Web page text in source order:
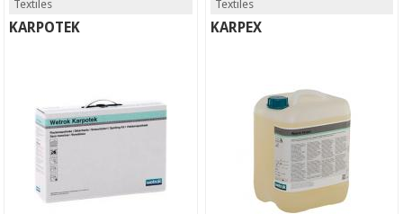
Textiles
KARPOTEK
Textiles
KARPEX